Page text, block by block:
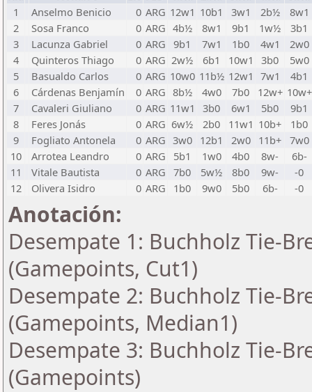
1
Anselmo Benicio 0 ARG 12w1 10b1 3w1 2b½
8w1
2
Sosa Franco 0 ARG 4b½ 8w1 9b1 1w½
3b1
3
Lacunza Gabriel 0 ARG 9b1 7w1 1b0 4w1
2w0
4
Quinteros Thiago 0 ARG 2w½ 6b1 10w1 3b0
5w0
5
Basualdo Carlos 0 ARG 10w0 11b½ 12w1 7w1
4b1
6
Cárdenas Benjamín 0 ARG 8b½ 4w0 7b0 12w+ 10w+
7
Cavaleri Giuliano 0 ARG 11w1 3b0 6w1 5b0
9b1
8
Feres Jonás 0 ARG 6w½ 2b0 11w1 10b+
1b0
9
Fogliato Antonela 0 ARG 3w0 12b1 2w0 11b+ 7w0
10
Arrotea Leandro 0 ARG 5b1 1w0 4b0 8w-
6b-
11
Vitale Bautista 0 ARG 7b0 5w½ 8b0 9w-
-0
12
Olivera Isidro 0 ARG 1b0 9w0 5b0 6b- -0
Anotación:
Desempate 1: Buchholz Tie-
(Gamepoints, Cut1)
Desempate 2: Buchholz Tie-
(Gamepoints, Median1)
Desempate 3: Buchholz Tie-
(Gamepoints)